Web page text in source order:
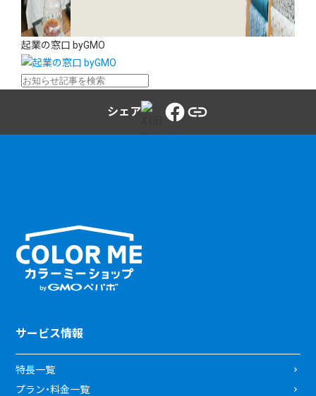
起業の窓口 byGMO
シェア
サービス情報
特長一覧
プラン・料金一覧